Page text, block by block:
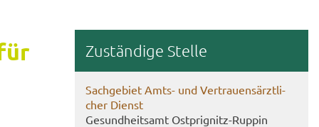
Zu­stän­di­ge Stel­le
Sach­ge­biet Amts- und Ver­trau­ens­ärzt­li­
cher Dienst
Ge­sund­heits­amt Ostprignitz-​Ruppin